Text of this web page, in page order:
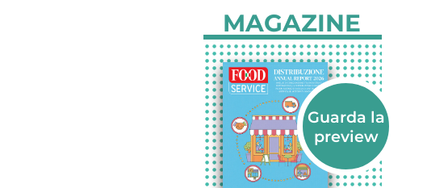
MAGAZINE